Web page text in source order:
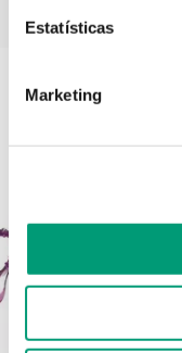
Estatísticas
Marketing